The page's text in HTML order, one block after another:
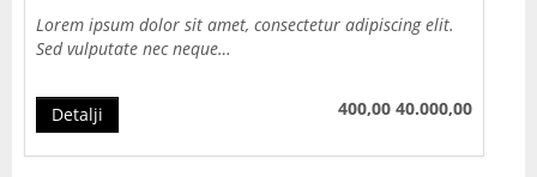
Lorem ipsum dolor sit amet, consectetur adipiscing elit.
Sed vulputate nec neque…
40.000,00
400,00
Detalji